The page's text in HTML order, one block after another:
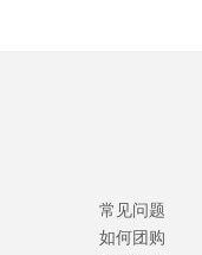
常见问题
如何团购